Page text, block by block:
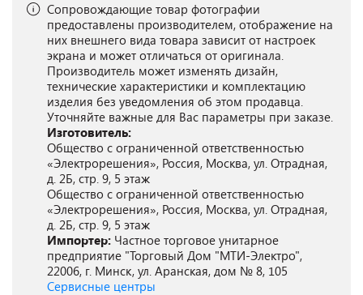
Сопровождающие товар фотографии
предоставлены производителем, отображение на
них внешнего вида товара зависит от настроек
экрана и может отличаться от оригинала.
Производитель может изменять дизайн,
технические характеристики и комплектацию
изделия без уведомления об этом продавца.
Уточняйте важные для Вас параметры при заказе.
Изготовитель:
Общество с ограниченной ответственностью
«Электрорешения», Россия, Москва, ул. Отрадная,
д. 2Б, стр. 9, 5 этаж
Общество с ограниченной ответственностью
«Электрорешения», Россия, Москва, ул. Отрадная,
д. 2Б, стр. 9, 5 этаж
Импортер: Частное торговое унитарное
предприятие "Торговый Дом "МТИ-Электро",
22006, г. Минск, ул. Аранская, дом № 8, 105
Сервисные центры